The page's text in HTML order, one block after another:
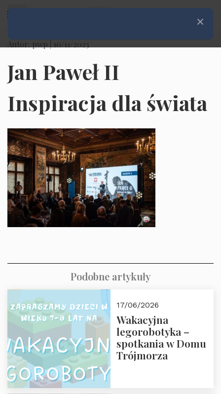
Autor: pwp | 10/11/2023
Jan Paweł II
Inspiracja dla świata
Podobne artykuły
17/06/2026
Wakacyjna
legorobotyka –
spotkania w Domu
Trójmorza
Zamknij